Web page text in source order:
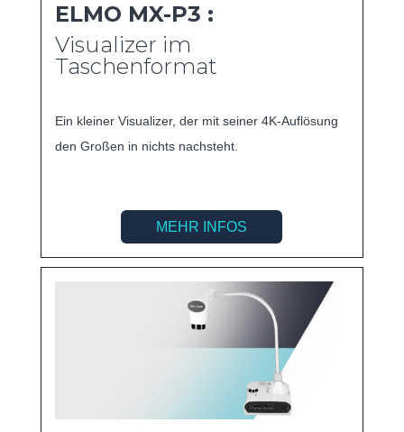
ELMO MX-P3 :
Visualizer im
Taschenformat
Ein kleiner Visualizer, der mit seiner 4K-Auflösung
den Großen in nichts nachsteht.
MEHR INFOS